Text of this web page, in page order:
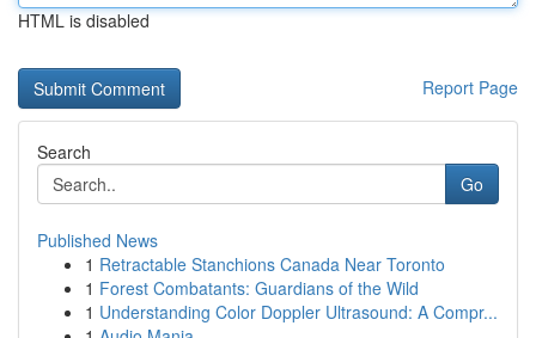
HTML is disabled
Report Page
Search
Go
Published News
1 Retractable Stanchions Canada Near Toronto
1 Forest Combatants: Guardians of the Wild
1 Understanding Color Doppler Ultrasound: A Compr...